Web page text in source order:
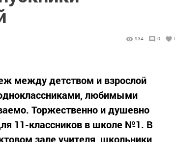
934 0
между детством и взрослой
любимыми
Торжественно и душевно
11-классников в школе №1. В
зале учителя, школьники,